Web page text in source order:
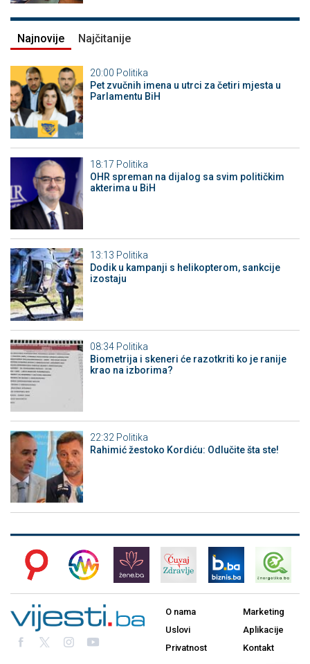
Najnovije Najčitanije
20:00 Politika
Pet zvučnih imena u utrci za četiri mjesta u
Parlamentu BiH
18:17 Politika
OHR spreman na dijalog sa svim političkim
akterima u BiH
13:13 Politika
Dodik u kampanji s helikopterom, sankcije
izostaju
08:34 Politika
Biometrija i skeneri će razotkriti ko je ranije
krao na izborima?
22:32 Politika
Rahimić žestoko Kordiću: Odlučite šta ste!
O nama
Uslovi
Privatnost
Marketing
Aplikacije
Kontakt